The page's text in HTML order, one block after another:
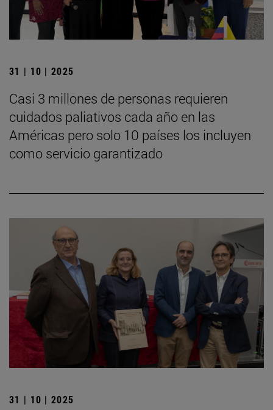
31 | 10 | 2025
Casi 3 millones de personas requieren
cuidados paliativos cada año en las
Américas pero solo 10 países los incluyen
como servicio garantizado
31 | 10 | 2025